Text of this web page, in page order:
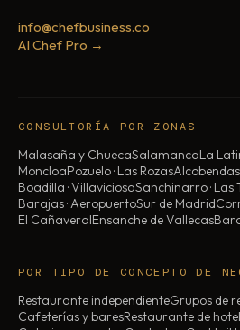
info@chefbusiness.co
AI Chef Pro →
CONSULTORÍA POR ZONAS
Malasaña y ChuecaSalamancaLa
MoncloaPozuelo · Las RozasAlcobendas
Boadilla · VillaviciosaSanchinarro · Las
Barajas · AeropuertoSur de Madrid
El CañaveralEnsanche de Vallecas
POR TIPO DE CONCEPTO DE
Restaurante independienteGrupos de
Cafeterías y baresRestaurante de hotel